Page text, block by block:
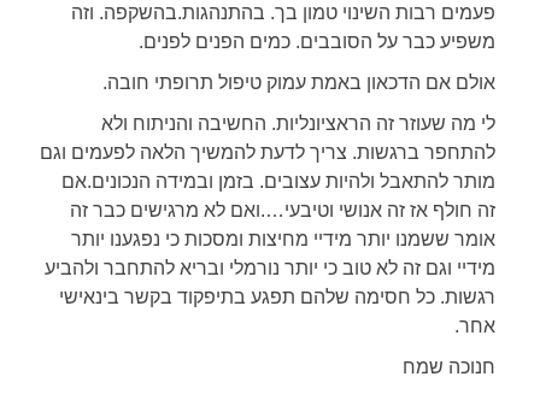
פעמים רבות השינוי טמון בך. בהתנהגות.בהשקפה. וזה
משפיע כבר על הסובבים. כמים הפנים לפנים.
אולם אם הדכאון באמת עמוק טיפול תרופתי חובה.
לי מה שעוזר זה הראציונליות. החשיבה והניתוח ולא
להתחפר ברגשות. צריך לדעת להמשיך הלאה לפעמים וגם
מותר להתאבל ולהיות עצובים. בזמן ובמידה הנכונים.אם
זה חולף אז זה אנושי וטיבעי….ואם לא מרגישים כבר זה
אומר ששמנו יותר מידיי מחיצות ומסכות כי נפגענו יותר
מידיי וגם זה לא טוב כי יותר נורמלי ובריא להתחבר ולהביע
רגשות. כל חסימה שלהם תפגע בתיפקוד בקשר בינאישי
אחר.
חנוכה שמח